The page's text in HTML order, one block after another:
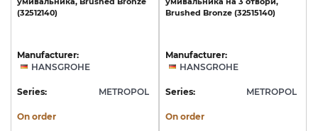
(32512140)
Manufacturer:
HANSGROHE
Series: METROPOL
On order
Brushed Bronze (32515140)
Manufacturer:
HANSGROHE
Series: METROPOL
On order